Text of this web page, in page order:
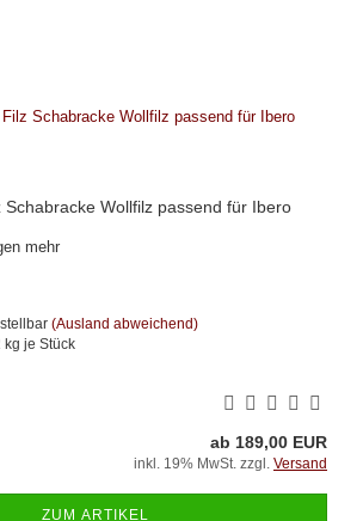
Schabracke Wollfilz passend für Ibero
mehr
(Ausland abweichend)
kg je Stück
ab 189,00 EUR
inkl. 19% MwSt. zzgl. Versand
ZUM ARTIKEL